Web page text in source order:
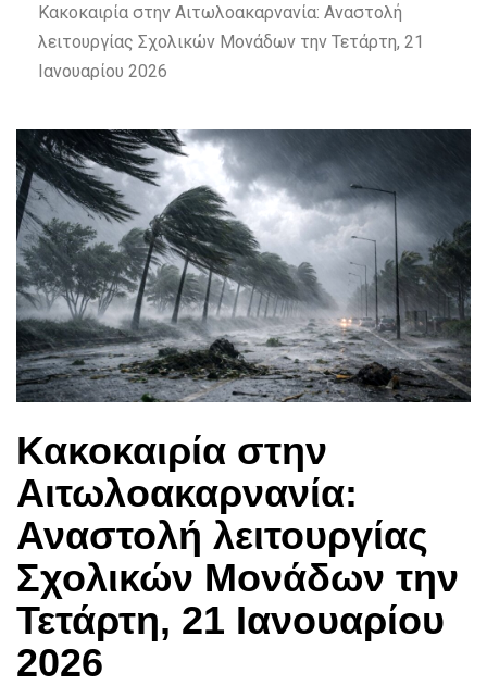
Κακοκαιρία στην Αιτωλοακαρνανία: Αναστολή
λειτουργίας Σχολικών Μονάδων την Τετάρτη, 21
Ιανουαρίου 2026
Κακοκαιρία στην
Αιτωλοακαρνανία:
Αναστολή λειτουργίας
Σχολικών Μονάδων την
Τετάρτη, 21 Ιανουαρίου
2026